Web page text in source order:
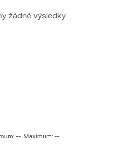
žádné výsledky
-- Maximum: --